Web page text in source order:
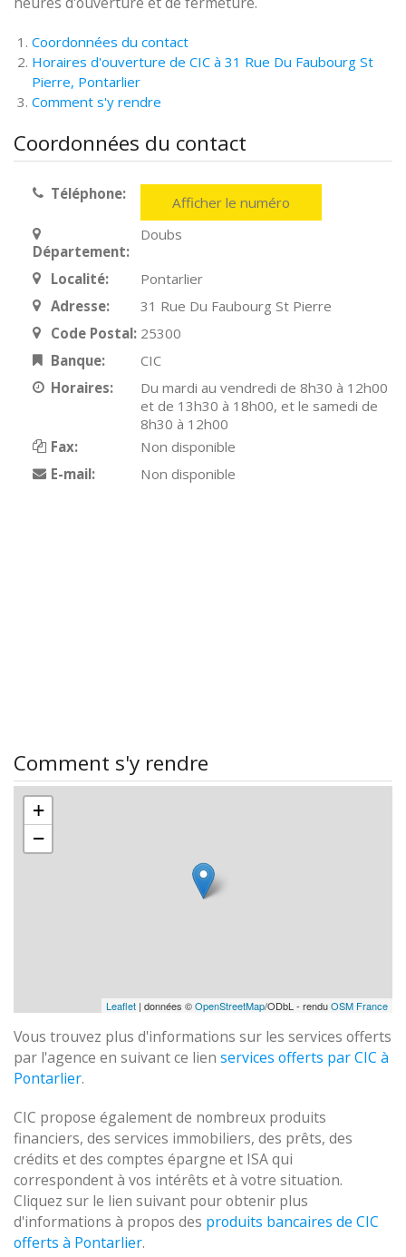
Coordonnées du contact
Horaires d'ouverture de CIC à 31 Rue Du Faubourg St
Pierre, Pontarlier
Comment s'y rendre
Coordonnées du contact
Téléphone: Afficher le numéro
Département:
Doubs
Localité:
Pontarlier
Adresse:
31 Rue Du Faubourg St Pierre
Code Postal: 25300
Banque:
CIC
Horaires:
Du mardi au vendredi de 8h30 à 12h00
et de 13h30 à 18h00, et le samedi de
8h30 à 12h00
Fax:
Non disponible
E-mail:
Non disponible
Comment s'y rendre
+
−
Leaflet | données ©OpenStreetMap/ODbL - renduOSM France
Vous trouvez plus d'informations sur les services offerts
par l'agence en suivant ce lien services offerts par CIC à
Pontarlier.
CIC propose également de nombreux produits
financiers, des services immobiliers, des prêts, des
crédits et des comptes épargne et ISA qui
correspondent à vos intérêts et à votre situation.
Cliquez sur le lien suivant pour obtenir plus
d'informations à propos des produits bancaires de CIC
offerts à Pontarlier.